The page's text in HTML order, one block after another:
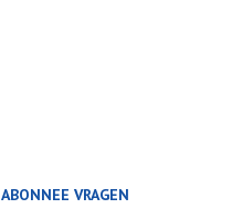
ABONNEE VRAGEN